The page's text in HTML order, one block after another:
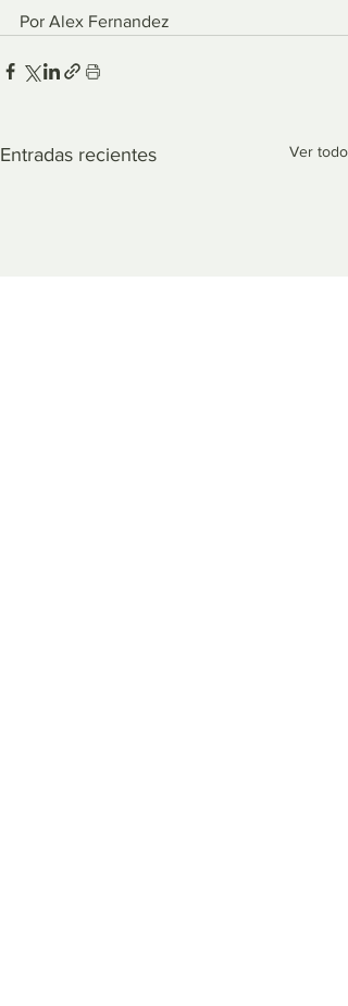
Por Alex Fernandez
Entradas recientes Ver todo